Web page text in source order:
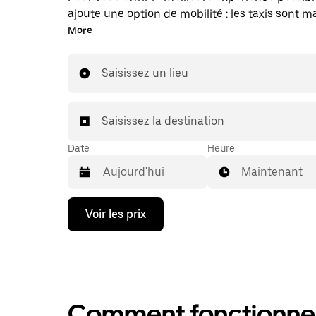
ajoute une option de mobilité : les taxis sont
disponibles dans l'application. Uber Taxi : un
More
Saisissez un lieu
Saisissez la destination
Date
Appuyez
la
ouvrir
Heure
Maintenant
Voir les prix